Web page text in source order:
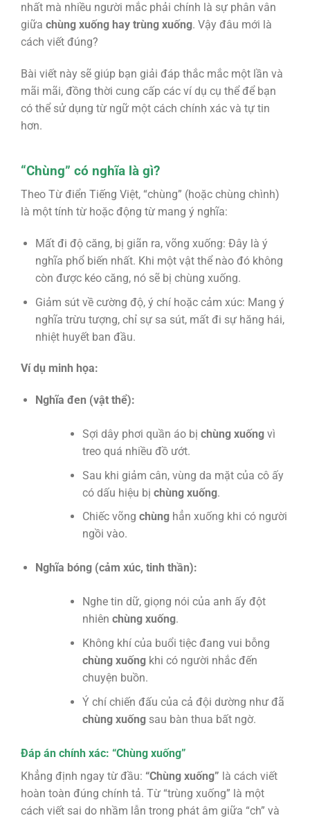
nhất mà nhiều người mắc phải chính là sự phân vân
giữa chùng xuống hay trùng xuống. Vậy đâu mới là
cách viết đúng?
Bài viết này sẽ giúp bạn giải đáp thắc mắc một lần và
mãi mãi, đồng thời cung cấp các ví dụ cụ thể để bạn
có thể sử dụng từ ngữ một cách chính xác và tự tin
hơn.
“Chùng” có nghĩa là gì?
Theo Từ điển Tiếng Việt, “chùng” (hoặc chùng chình)
là một tính từ hoặc động từ mang ý nghĩa:
Mất đi độ căng, bị giãn ra, võng xuống: Đây là ý
nghĩa phổ biến nhất. Khi một vật thể nào đó không
còn được kéo căng, nó sẽ bị chùng xuống.
Giảm sút về cường độ, ý chí hoặc cảm xúc: Mang ý
nghĩa trừu tượng, chỉ sự sa sút, mất đi sự hăng hái,
nhiệt huyết ban đầu.
Ví dụ minh họa:
Nghĩa đen (vật thể):
Sợi dây phơi quần áo bịchùng xuống vì
treo quá nhiều đồ ướt.
Sau khi giảm cân, vùng da mặt của cô ấy
có dấu hiệu bịchùng xuống.
Chiếc võngchùng hẳn xuống khi có người
ngồi vào.
Nghĩa bóng (cảm xúc, tinh thần):
Nghe tin dữ, giọng nói của anh ấy đột
nhiênchùng xuống.
Không khí của buổi tiệc đang vui bỗng
chùng xuống khi có người nhắc đến
chuyện buồn.
Ý chí chiến đấu của cả đội dường như đã
chùng xuống sau bàn thua bất ngờ.
Đáp án chính xác: “Chùng xuống”
Khẳng định ngay từ đầu: “Chùng xuống” là cách viết
hoàn toàn đúng chính tả. Từ “trùng xuống” là một
cách viết sai do nhầm lẫn trong phát âm giữa “ch” và